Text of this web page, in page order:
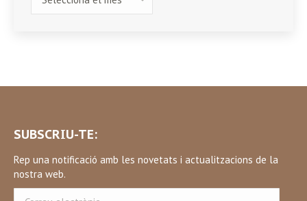
SUBSCRIU-TE:
Rep una notificació amb les novetats i actualitzacions de la
nostra web.